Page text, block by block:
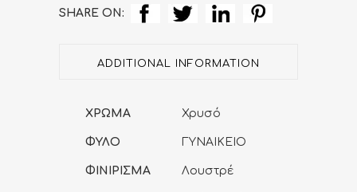
SHARE ON:
ADDITIONAL INFORMATION
ΧΡΩΜΑ Χρυσό
ΦΥΛΟ ΓΥΝΑΙΚΕΙΟ
ΦΙΝΙΡΙΣΜΑ Λουστρέ